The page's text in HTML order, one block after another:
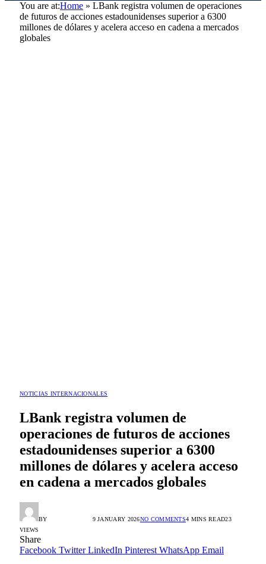
You are at:Home » LBank registra volumen de operaciones
de futuros de acciones estadounidenses superior a 6300
millones de dólares y acelera acceso en cadena a mercados
globales
NOTICIAS INTERNACIONALES
LBank registra volumen de
operaciones de futuros de acciones
estadounidenses superior a 6300
millones de dólares y acelera acceso
en cadena a mercados globales
BY 9 JANUARY 2026NO COMMENTS4 MINS READ23
VIEWS
Share
Facebook Twitter LinkedIn Pinterest WhatsApp Email